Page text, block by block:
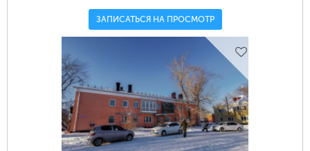
ЗАПИСАТЬСЯ НА ПРОСМОТР